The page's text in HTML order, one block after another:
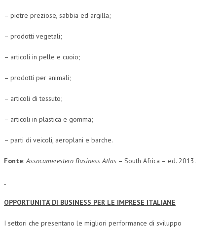
– pietre preziose, sabbia ed argilla;
– prodotti vegetali;
– articoli in pelle e cuoio;
– prodotti per animali;
– articoli di tessuto;
– articoli in plastica e gomma;
– parti di veicoli, aeroplani e barche.
Fonte:Assocamerestero Business Atlas – South Africa – ed. 2013.
OPPORTUNITA’ DI BUSINESS PER LE IMPRESE ITALIANE
I settori che presentano le migliori performance di sviluppo